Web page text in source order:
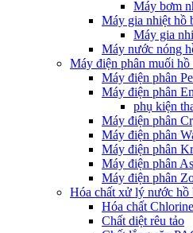
Máy bơm
Máy gia nhiệt hồ
Máy gia
Máy nước nóng
Máy điện phân muối hồ
Máy điện phân
Máy điện phân
phụ kiện
Máy điện phân
Máy điện phân
Máy điện phân
Máy điện phân
Máy điện phân
Hóa chất xử lý nước hồ
Hóa chất
Chất diệt rêu tảo